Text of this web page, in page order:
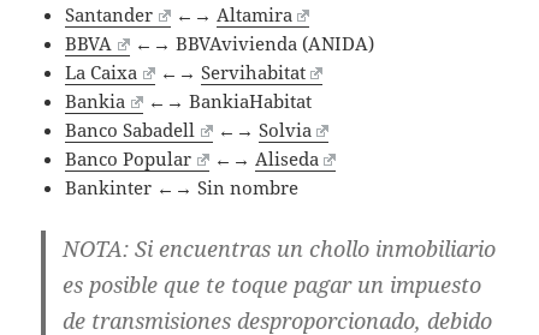
Santander ←→ Altamira
BBVA
←→ BBVAvivienda (ANIDA)
La Caixa
←→ Servihabitat
Bankia
←→ BankiaHabitat
Banco Sabadell
←→ Solvia
Banco Popular
←→ Aliseda
Bankinter ←→ Sin nombre
NOTA: Si encuentras un chollo inmobiliario
es posible que te toque pagar un impuesto
de transmisiones desproporcionado, debido